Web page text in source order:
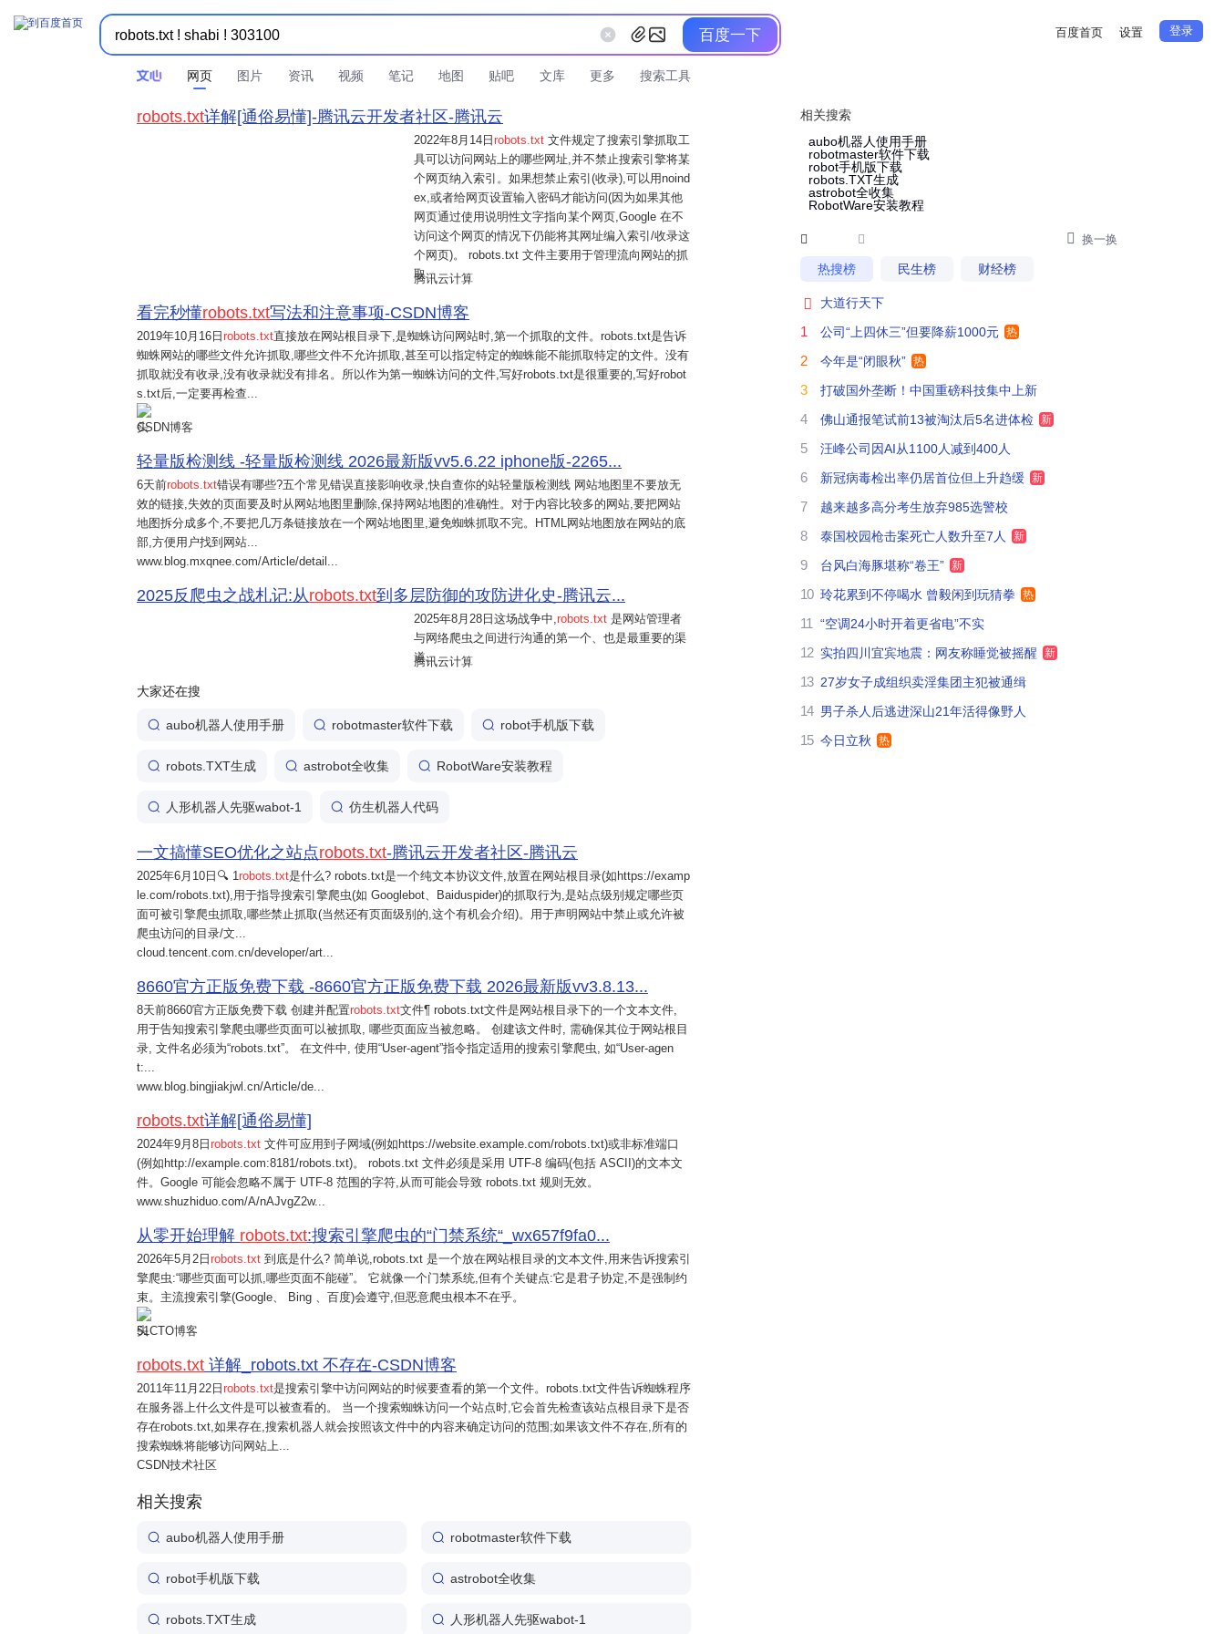
百度一下 百度首页 设置 登录
网页 图片 资讯 视频 笔记 地图 贴吧 文库 更多 搜索工具
相关搜索
aubo机器人使用手册
robotmaster软件下载
robot手机版下载
robots.TXT生成
astrobot全收集
RobotWare安装教程
   换一换
热搜榜 民生榜 财经榜
 大道行天下
1 公司“上四休三”但要降薪1000元 热
2 今年是“闭眼秋” 热
3 打破国外垄断！中国重磅科技集中上新
4 佛山通报笔试前13被淘汰后5名进体检 新
5 汪峰公司因AI从1100人减到400人
6 新冠病毒检出率仍居首位但上升趋缓 新
7 越来越多高分考生放弃985选警校
8 泰国校园枪击案死亡人数升至7人 新
9 台风白海豚堪称“卷王” 新
10 玲花累到不停喝水 曾毅闲到玩猜拳 热
11 “空调24小时开着更省电”不实
12 实拍四川宜宾地震：网友称睡觉被摇醒 新
13 27岁女子成组织卖淫集团主犯被通缉
14 男子杀人后逃进深山21年活得像野人
15 今日立秋 热
robots.txt详解[通俗易懂]-腾讯云开发者社区-腾讯云
2022年8月14日 robots.txt 文件规定了搜索引擎抓取工
具可以访问网站上的哪些网址,并不禁止搜索引擎将某
个网页纳入索引。如果想禁止索引(收录),可以用noind
ex,或者给网页设置输入密码才能访问(因为如果其他
网页通过使用说明性文字指向某个网页,Google 在不
访问这个网页的情况下仍能将其网址编入索引/收录这
个网页)。 robots.txt 文件主要用于管理流向网站的抓
取
腾讯云计算
看完秒懂robots.txt写法和注意事项-CSDN博客
2019年10月16日 robots.txt直接放在网站根目录下,是蜘蛛访问网站时,第一个抓取的文件。robots.txt是告诉
蜘蛛网站的哪些文件允许抓取,哪些文件不允许抓取,甚至可以指定特定的蜘蛛能不能抓取特定的文件。没有
抓取就没有收录,没有收录就没有排名。所以作为第一蜘蛛访问的文件,写好robots.txt是很重要的,写好robot
s.txt后,一定要再检查...
CSDN博客
轻量版检测线 -轻量版检测线 2026最新版vv5.6.22 iphone版-2265...
6天前robots.txt错误有哪些?五个常见错误直接影响收录,快自查你的站轻量版检测线 网站地图里不要放无
效的链接,失效的页面要及时从网站地图里删除,保持网站地图的准确性。对于内容比较多的网站,要把网站
地图拆分成多个,不要把几万条链接放在一个网站地图里,避免蜘蛛抓取不完。HTML网站地图放在网站的底
部,方便用户找到网站...
www.blog.mxqnee.com/Article/detail...
2025反爬虫之战札记:从robots.txt到多层防御的攻防进化史-腾讯云...
2025年8月28日 这场战争中,robots.txt 是网站管理者
与网络爬虫之间进行沟通的第一个、也是最重要的渠
道。...
腾讯云计算
大家还在搜
aubo机器人使用手册 robotmaster软件下载 robot手机版下载
robots.TXT生成 astrobot全收集 RobotWare安装教程
人形机器人先驱wabot-1 仿生机器人代码
一文搞懂SEO优化之站点robots.txt-腾讯云开发者社区-腾讯云
2025年6月10日 🔍 1robots.txt是什么? robots.txt是一个纯文本协议文件,放置在网站根目录(如https://examp
le.com/robots.txt),用于指导搜索引擎爬虫(如 Googlebot、Baiduspider)的抓取行为,是站点级别规定哪些页
面可被引擎爬虫抓取,哪些禁止抓取(当然还有页面级别的,这个有机会介绍)。用于声明网站中禁止或允许被
爬虫访问的目录/文...
cloud.tencent.com.cn/developer/art...
8660官方正版免费下载 -8660官方正版免费下载 2026最新版vv3.8.13...
8天前8660官方正版免费下载 创建并配置robots.txt文件¶ robots.txt文件是网站根目录下的一个文本文件,
用于告知搜索引擎爬虫哪些页面可以被抓取, 哪些页面应当被忽略。 创建该文件时, 需确保其位于网站根目
录, 文件名必须为“robots.txt”。 在文件中, 使用“User-agent”指令指定适用的搜索引擎爬虫, 如“User-agen
t:...
www.blog.bingjiakjwl.cn/Article/de...
robots.txt详解[通俗易懂]
2024年9月8日 robots.txt 文件可应用到子网域(例如https://website.example.com/robots.txt)或非标准端口
(例如http://example.com:8181/robots.txt)。 robots.txt 文件必须是采用 UTF-8 编码(包括 ASCII)的文本文
件。Google 可能会忽略不属于 UTF-8 范围的字符,从而可能会导致 robots.txt 规则无效。
www.shuzhiduo.com/A/nAJvgZ2w...
从零开始理解 robots.txt:搜索引擎爬虫的“门禁系统“_wx657f9fa0...
2026年5月2日 robots.txt 到底是什么? 简单说,robots.txt 是一个放在网站根目录的文本文件,用来告诉搜索引
擎爬虫:“哪些页面可以抓,哪些页面不能碰”。 它就像一个门禁系统,但有个关键点:它是君子协定,不是强制约
束。主流搜索引擎(Google、 Bing 、百度)会遵守,但恶意爬虫根本不在乎。
51CTO博客
robots.txt 详解_robots.txt 不存在-CSDN博客
2011年11月22日 robots.txt是搜索引擎中访问网站的时候要查看的第一个文件。robots.txt文件告诉蜘蛛程序
在服务器上什么文件是可以被查看的。 当一个搜索蜘蛛访问一个站点时,它会首先检查该站点根目录下是否
存在robots.txt,如果存在,搜索机器人就会按照该文件中的内容来确定访问的范围;如果该文件不存在,所有的
搜索蜘蛛将能够访问网站上...
CSDN技术社区
相关搜索
aubo机器人使用手册 robotmaster软件下载
robot手机版下载 astrobot全收集
robots.TXT生成 人形机器人先驱wabot-1